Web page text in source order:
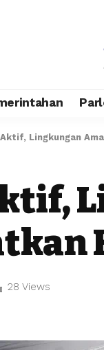
Lingkungan
28 Views